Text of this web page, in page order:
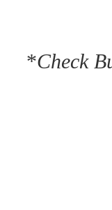
*Check